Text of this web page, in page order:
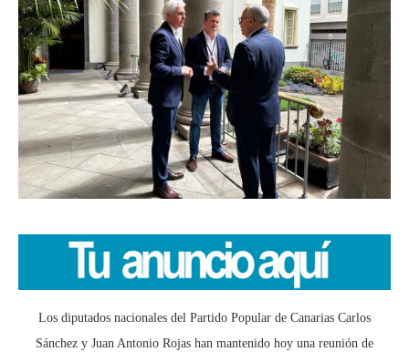
Los diputados nacionales del Partido Popular de Canarias Carlos
Sánchez y Juan Antonio Rojas han mantenido hoy una reunión de